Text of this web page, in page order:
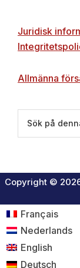
Juridisk
Allmänna
Copyright © 2026
Français
Nederlands
English
Deutsch